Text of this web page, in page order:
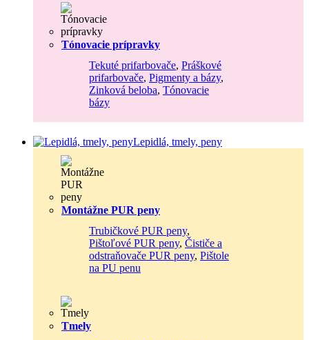
Tónovacie prípravky
Tekuté prifarbovače, Práškové
prifarbovače, Pigmenty a bázy,
Zinková beloba, Tónovacie
bázy
Lepidlá, tmely, peny
Montážne PUR peny
Trubičkové PUR peny,
Pištoľové PUR peny, Čističe a
odstraňovače PUR peny, Pištole
na PU penu
Tmely